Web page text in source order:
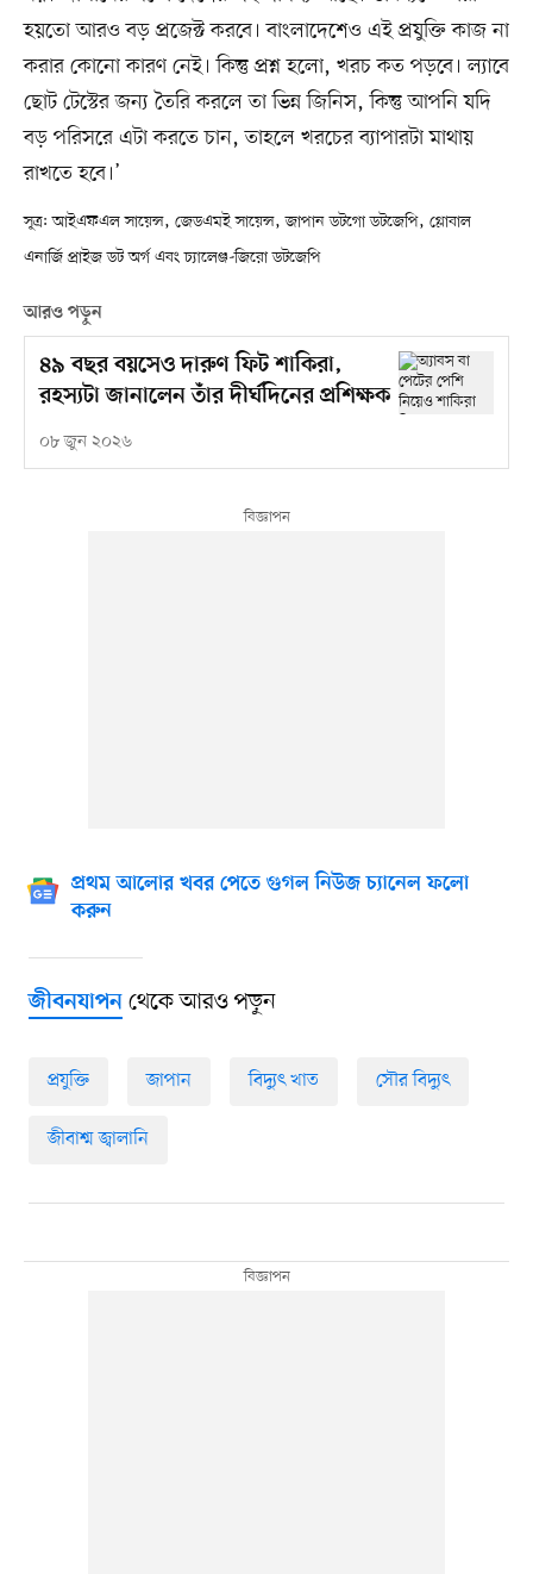
হয়তো আরও বড় প্রজেক্ট করবে। বাংলাদেশেও এই প্রযুক্তি কাজ না
করার কোনো কারণ নেই। কিন্তু প্রশ্ন হলো, খরচ কত পড়বে। ল্যাবে
ছোট টেস্টের জন্য তৈরি করলে তা ভিন্ন জিনিস, কিন্তু আপনি যদি
বড় পরিসরে এটা করতে চান, তাহলে খরচের ব্যাপারটা মাথায়
রাখতে হবে।’
সূত্র: আইএফএল সায়েন্স, জেডএমই সায়েন্স, জাপান ডটগো ডটজেপি, গ্লোবাল
এনার্জি প্রাইজ ডট অর্গ এবং চ্যালেঞ্জ-জিরো ডটজেপি
আরও পড়ুন
৪৯ বছর বয়সেও দারুণ ফিট শাকিরা,
রহস্যটা জানালেন তাঁর দীর্ঘদিনের প্রশিক্ষক
০৮ জুন ২০২৬
প্রথম আলোর খবর পেতে গুগল নিউজ চ্যানেল ফলো
করুন
জীবনযাপনথেকে আরও পড়ুন
প্রযুক্তি জাপান বিদ্যুৎ খাত সৌর বিদ্যুৎ
জীবাশ্ম জ্বালানি